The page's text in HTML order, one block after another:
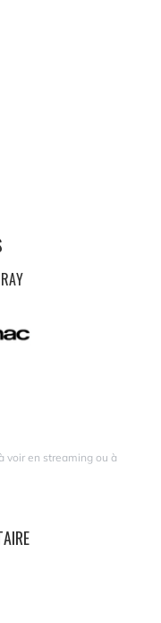
voir en streaming ou à